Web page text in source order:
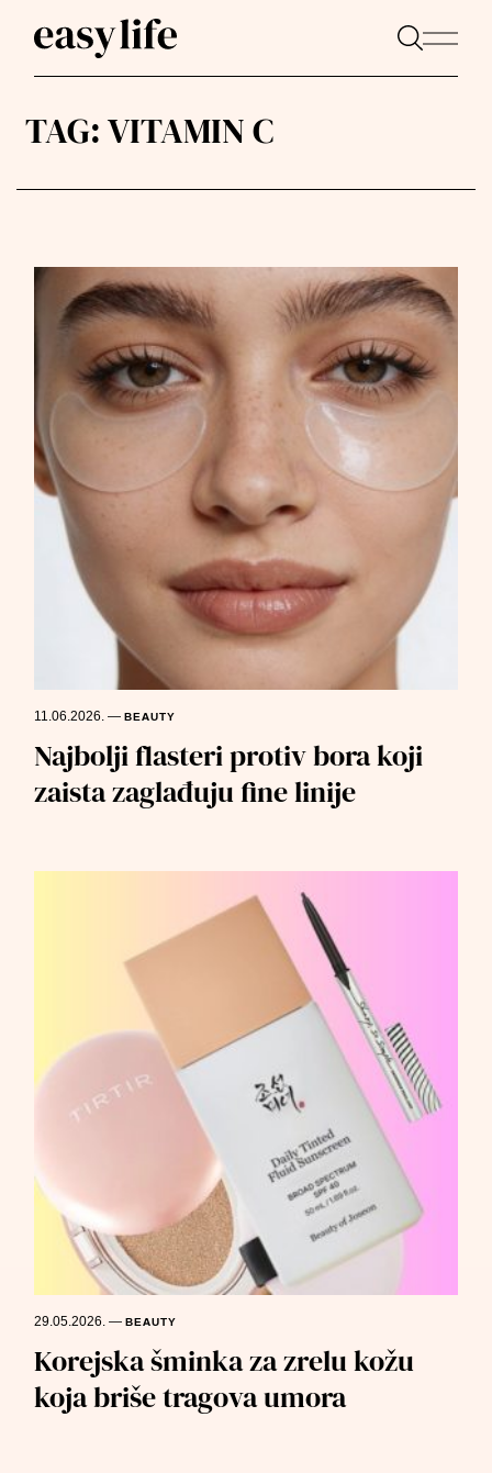
TAG:VITAMIN C
11.06.2026.—BEAUTY
Najbolji flasteri protiv bora koji
zaista zaglađuju fine linije
29.05.2026.—BEAUTY
Korejska šminka za zrelu kožu
koja briše tragova umora